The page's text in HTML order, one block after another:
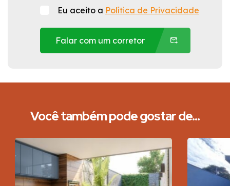
Eu aceito a Política de Privacidade
Falar com um corretor
Você também pode gostar de...